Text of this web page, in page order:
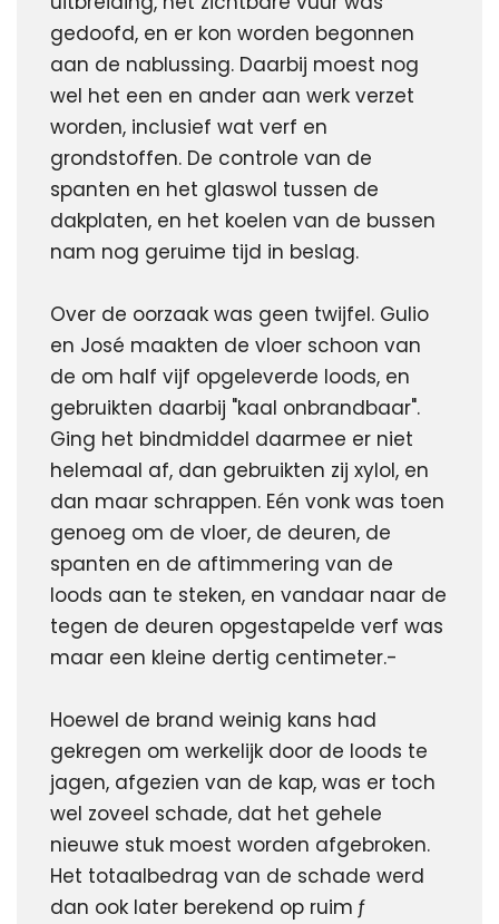
gedoofd, en er kon worden begonnen
aan de nablussing. Daarbij moest nog
wel het een en ander aan werk verzet
worden, inclusief wat verf en
grondstoffen. De controle van de
spanten en het glaswol tussen de
dakplaten, en het koelen van de bussen
nam nog geruime tijd in beslag.
Over de oorzaak was geen twijfel. Gulio
en José maakten de vloer schoon van
de om half vijf opgeleverde loods, en
gebruikten daarbij "kaal onbrandbaar".
Ging het bindmiddel daarmee er niet
helemaal af, dan gebruikten zij xylol, en
dan maar schrappen. Eén vonk was toen
genoeg om de vloer, de deuren, de
spanten en de aftimmering van de
loods aan te steken, en vandaar naar de
tegen de deuren opgestapelde verf was
maar een kleine dertig centimeter.-
Hoewel de brand weinig kans had
gekregen om werkelijk door de loods te
jagen, afgezien van de kap, was er toch
wel zoveel schade, dat het gehele
nieuwe stuk moest worden afgebroken.
Het totaalbedrag van de schade werd
dan ook later berekend op ruim ƒ